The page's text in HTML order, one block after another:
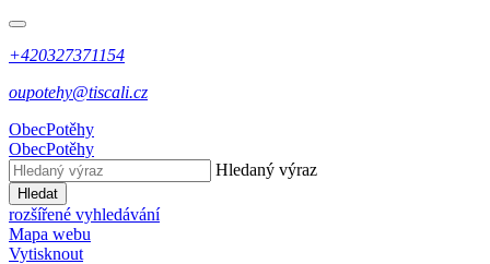
+420327371154
oupotehy@tiscali.cz
ObecPotěhy
ObecPotěhy
Hledaný výraz
Hledat
rozšířené vyhledávání
Mapa webu
Vytisknout